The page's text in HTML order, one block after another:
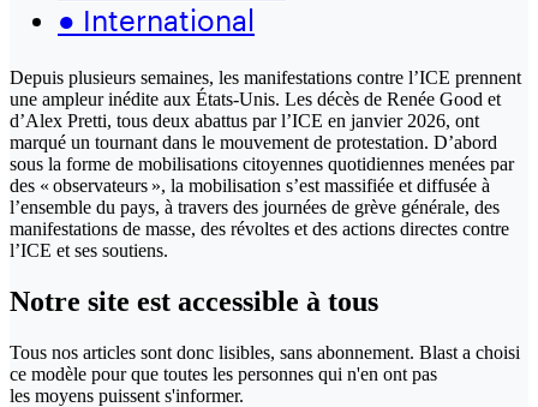
● International
Depuis plusieurs semaines, les manifestations contre l’ICE prennent
une ampleur inédite aux États-Unis. Les décès de Renée Good et
d’Alex Pretti, tous deux abattus par l’ICE en janvier 2026, ont
marqué un tournant dans le mouvement de protestation. D’abord
sous la forme de mobilisations citoyennes quotidiennes menées par
des « observateurs », la mobilisation s’est massifiée et diffusée à
l’ensemble du pays, à travers des journées de grève générale, des
manifestations de masse, des révoltes et des actions directes contre
l’ICE et ses soutiens.
Notre site est accessible à tous
Tous nos articles sont donc lisibles, sans abonnement. Blast a choisi
ce modèle pour que toutes les personnes qui n'en ont pas
les moyens puissent s'informer.